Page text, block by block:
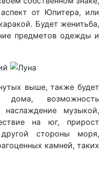
от Юпитера, или
Будет женитьба,
предметов одежды и
выше, также будет
дома, возможность
наслаждение музыкой,
на юг, прирост
стороны моря,
камней, таких